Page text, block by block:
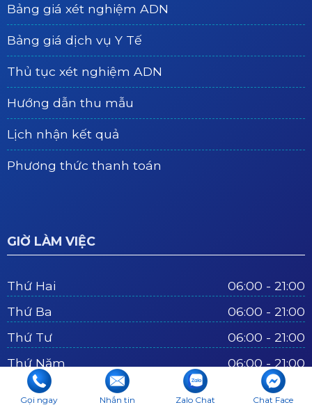
Bảng giá xét nghiệm ADN
Bảng giá dịch vụ Y Tế
Thủ tục xét nghiệm ADN
Hướng dẫn thu mẫu
Lịch nhận kết quả
Phương thức thanh toán
GIỜ LÀM VIỆC
Thứ Hai
06:00 - 21:00
Thứ Ba
06:00 - 21:00
Thứ Tư
06:00 - 21:00
Thứ Năm
06:00 - 21:00
Thứ Sáu
06:00 - 21:00
Gọi ngay Nhắn tin Zalo Chat Chat Face